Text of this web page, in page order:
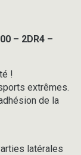
– 2DR4 –
!
extrêmes.
de la
latérales